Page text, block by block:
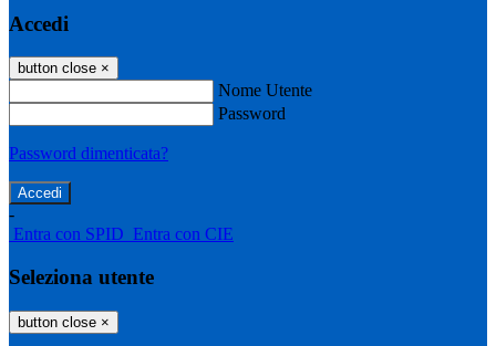
Accedi
button close ×
Nome Utente
Password
Password dimenticata?
-
Entra con SPID Entra con CIE
Seleziona utente
button close ×